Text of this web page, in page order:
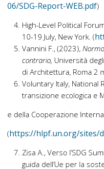
06/SDG-Report-WEB.pdf)
High-Level Political
10-19 July, New York. (
Vannini F., (2023),
contrario, Università
di Architettura, Roma 2
Voluntary Italy, National
transizione ecologica e
e della Cooperazione
(https://hlpf.un.org/sites/
Zisa A., Verso l’SDG
guida dell’Ue per la